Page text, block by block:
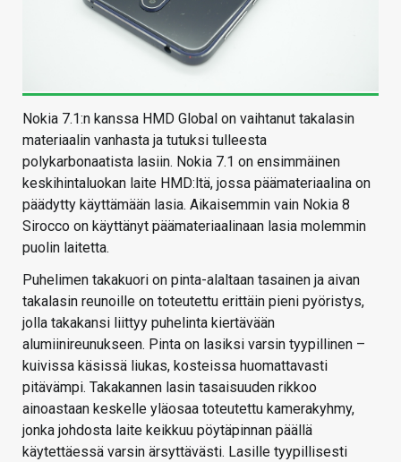
Nokia 7.1:n kanssa HMD Global on vaihtanut takalasin
materiaalin vanhasta ja tutuksi tulleesta
polykarbonaatista lasiin. Nokia 7.1 on ensimmäinen
keskihintaluokan laite HMD:ltä, jossa päämateriaalina on
päädytty käyttämään lasia. Aikaisemmin vain Nokia 8
Sirocco on käyttänyt päämateriaalinaan lasia molemmin
puolin laitetta.
Puhelimen takakuori on pinta-alaltaan tasainen ja aivan
takalasin reunoille on toteutettu erittäin pieni pyöristys,
jolla takakansi liittyy puhelinta kiertävään
alumiinireunukseen. Pinta on lasiksi varsin tyypillinen –
kuivissa käsissä liukas, kosteissa huomattavasti
pitävämpi. Takakannen lasin tasaisuuden rikkoo
ainoastaan keskelle yläosaa toteutettu kamerakyhmy,
jonka johdosta laite keikkuu pöytäpinnan päällä
käytettäessä varsin ärsyttävästi. Lasille tyypillisesti